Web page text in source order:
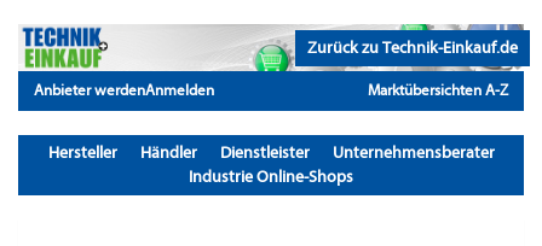
Zurück zu Technik-Einkauf.de
Anbieter werdenAnmelden Marktübersichten A-Z
Hersteller Händler Dienstleister
Unternehmensberater
Industrie Online-Shops